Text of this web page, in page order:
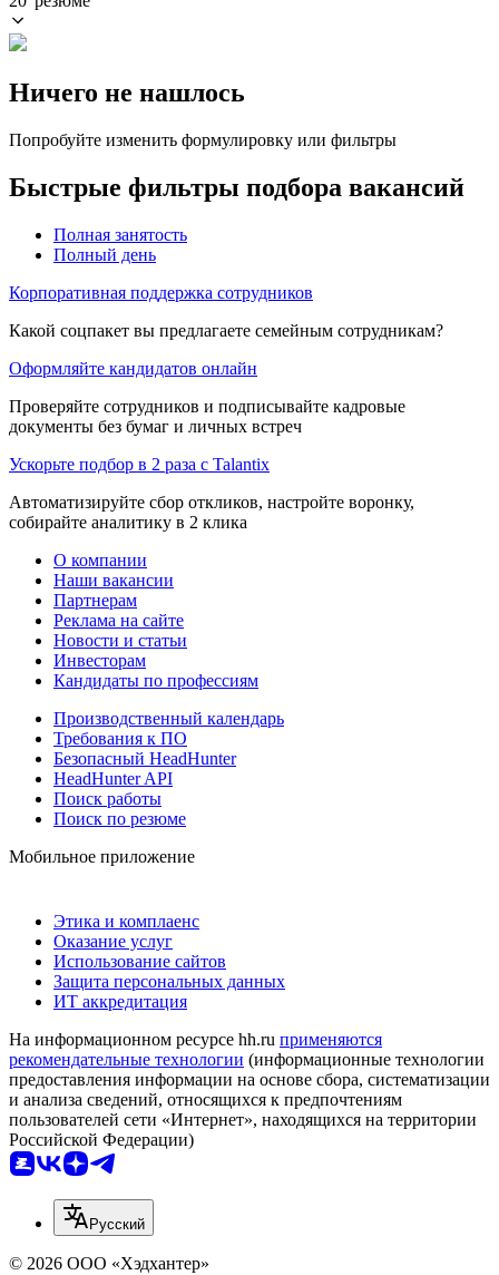
Ничего не нашлось
Попробуйте изменить формулировку или фильтры
Быстрые фильтры подбора вакансий
Полная занятость
Полный день
Корпоративная поддержка сотрудников
Какой соцпакет вы предлагаете семейным сотрудникам?
Оформляйте кандидатов онлайн
Проверяйте сотрудников и подписывайте кадровые
документы без бумаг и личных встреч
Ускорьте подбор в 2 раза с Talantix
Автоматизируйте сбор откликов, настройте воронку,
собирайте аналитику в 2 клика
О компании
Наши вакансии
Партнерам
Реклама на сайте
Новости и статьи
Инвесторам
Кандидаты по профессиям
Производственный календарь
Требования к ПО
Безопасный HeadHunter
HeadHunter API
Поиск работы
Поиск по резюме
Мобильное приложение
Этика и комплаенс
Оказание услуг
Использование сайтов
Защита персональных данных
ИТ аккредитация
На информационном ресурсе hh.ru применяются
рекомендательные технологии (информационные технологии
предоставления информации на основе сбора, систематизации
и анализа сведений, относящихся к предпочтениям
пользователей сети «Интернет», находящихся на территории
Российской Федерации)
Русский
© 2026 ООО «Хэдхантер»